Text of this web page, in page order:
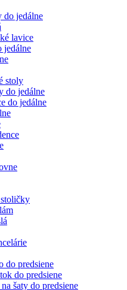
do jedálne
lavice
jedálne
stoly
do jedálne
do jedálne
stoličky
do predsiene
do predsiene
šaty do predsiene